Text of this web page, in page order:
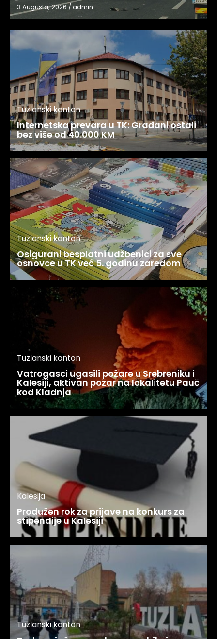
3 Augusta, 2026 / admin
Tuzlanski kanton
Internetska prevara u TK: Građani ostali
bez više od 40.000 KM
Tuzlanski kanton
Osigurani besplatni udžbenici za sve
osnovce u TK već 5. godinu zaredom
Tuzlanski kanton
Vatrogasci ugasili požare u Srebreniku i
Kalesiji, aktivan požar na lokalitetu Pauč
kod Kladnja
Kalesija
Produžen rok za prijave na konkurs za
stipendije u Kalesiji
Tuzlanski kanton